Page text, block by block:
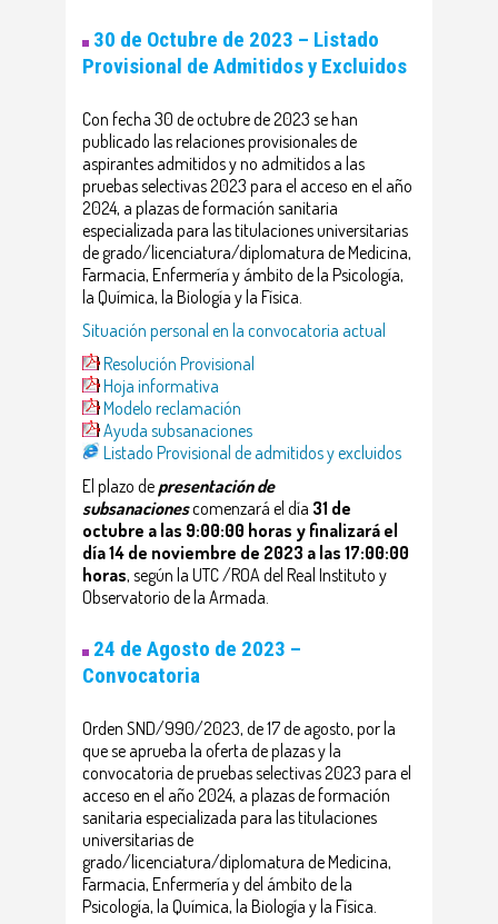
30 de Octubre de 2023 – Listado
Provisional de Admitidos y Excluidos
Con fecha 30 de octubre de 2023 se han
publicado las relaciones provisionales de
aspirantes admitidos y no admitidos a las
pruebas selectivas 2023 para el acceso en el año
2024, a plazas de formación sanitaria
especializada para las titulaciones universitarias
de grado/licenciatura/diplomatura de Medicina,
Farmacia, Enfermería y ámbito de la Psicología,
la Química, la Biología y la Física.
Situación personal en la convocatoria actual
Resolución Provisional
Hoja informativa
Modelo reclamación
Ayuda subsanaciones
Listado Provisional de admitidos y excluidos
El plazo de presentación de
subsanacionescomenzará el día 31 de
octubre a las 9:00:00 horas y finalizará el
día 14 de noviembre de 2023 a las 17:00:00
horas, según la UTC /ROA del Real Instituto y
Observatorio de la Armada.
24 de Agosto de 2023 –
Convocatoria
Orden SND/990/2023, de 17 de agosto, por la
que se aprueba la oferta de plazas y la
convocatoria de pruebas selectivas 2023 para el
acceso en el año 2024, a plazas de formación
sanitaria especializada para las titulaciones
universitarias de
grado/licenciatura/diplomatura de Medicina,
Farmacia, Enfermería y del ámbito de la
Psicología, la Química, la Biología y la Física.